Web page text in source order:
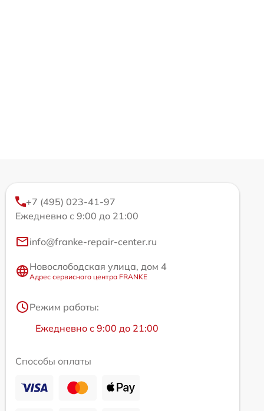
+7 (495) 023-41-97
Ежедневно с 9:00 до 21:00
info@franke-repair-center.ru
Новослободская улица, дом 4
Адрес сервисного центра FRANKE
Режим работы:
Ежедневно с 9:00 до 21:00
Способы оплаты